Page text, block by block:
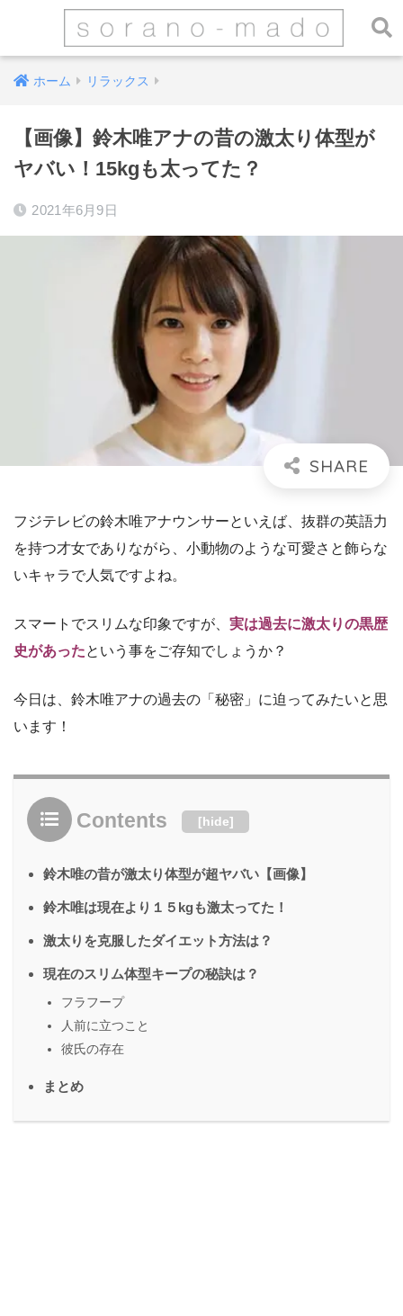
ホーム リラックス
【画像】鈴木唯アナの昔の激太り体型が
ヤバい！15kgも太ってた？
2021年6月9日
フジテレビの鈴木唯アナウンサーといえば、抜群の英語力
を持つ才女でありながら、小動物のような可愛さと飾らな
いキャラで人気ですよね。
スマートでスリムな印象ですが、 実は過去に激太りの黒歴
史があったという事をご存知でしょうか？
今日は、鈴木唯アナの過去の「秘密」に迫ってみたいと思
います！
Contents [hide]
鈴木唯の昔が激太り体型が超ヤバい【画像】
鈴木唯は現在より１５kgも激太ってた！
激太りを克服したダイエット方法は？
現在のスリム体型キープの秘訣は？
フラフープ
人前に立つこと
彼氏の存在
まとめ